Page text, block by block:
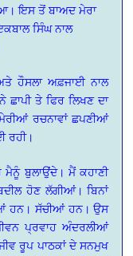
ਇਸ ਤੋਂ ਬਾਅਦ ਮੇਰਾ
ਸਿੰਘ ਨਾਲ
ਹੌਸਲਾ ਅਫ਼ਜਾਈ ਨਾਲ
ਤੇ ਫਿਰ ਲਿਖਣ ਦਾ
ਰਚਨਾਵਾਂ ਛਪਣੀਆਂ
ਰਹੀ।
ਮੈਨੂੰ ਬੁਲਾਉਂਦੇ। ਮੈਂ ਕਹਾਣੀ
ਹੋਣ ਲੱਗੀਆਂ। ਬਿਨਾਂ
ਹਨ। ਸੱਚੀਆਂ ਹਨ। ਉਸ
ਪ੍ਰਵਾਹ ਅੰਦਰਲੀਆਂ
ਰੂਪ ਪਾਠਕਾਂ ਦੇ ਸਨਮੁਖ